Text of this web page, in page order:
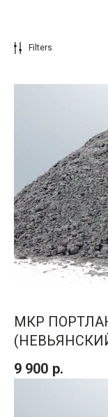
Filters
МКР
9 900 р.